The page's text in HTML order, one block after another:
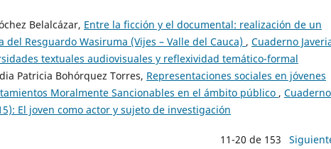
Belalcázar, Entre la ficción y el documental: realización de un
Resguardo Wasiruma (Vijes – Valle del Cauca) , Cuaderno
textuales audiovisuales y reflexividad temático-formal
Patricia Bohórquez Torres, Representaciones sociales en jóvenes
Moralmente Sancionables en el ámbito público , Cuaderno
El joven como actor y sujeto de investigación
11-20 de 153